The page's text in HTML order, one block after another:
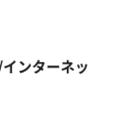
ンターネッ